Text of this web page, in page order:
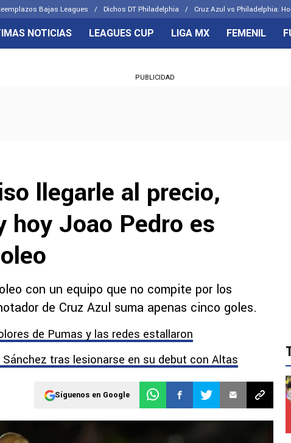
Bajas Leagues Dichos DT Philadelphia Cruz Azul vs Philadelphia:
CELESTES
NOTICIAS LEAGUES CUP LIGA MX FEMENIL
PUBLICIDAD
llegarle al precio,
hoy Joao Pedro es
con un equipo que no compite por los
de Cruz Azul suma apenas cinco goles.
de Pumas y las redes estallaron
tras lesionarse en su debut con Altas
Síguenos en Google